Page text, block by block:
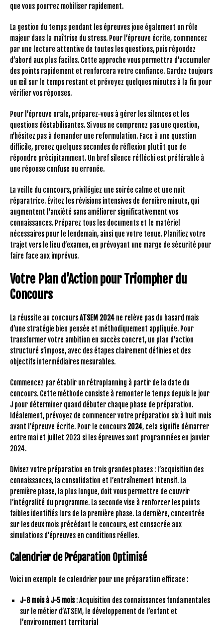
que vous pourrez mobiliser rapidement.
La gestion du temps pendant les épreuves joue également un rôle
majeur dans la maîtrise du stress. Pour l’épreuve écrite, commencez
par une lecture attentive de toutes les questions, puis répondez
d’abord aux plus faciles. Cette approche vous permettra d’accumuler
des points rapidement et renforcera votre confiance. Gardez toujours
un œil sur le temps restant et prévoyez quelques minutes à la fin pour
vérifier vos réponses.
Pour l’épreuve orale, préparez-vous à gérer les silences et les
questions déstabilisantes. Si vous ne comprenez pas une question,
n’hésitez pas à demander une reformulation. Face à une question
difficile, prenez quelques secondes de réflexion plutôt que de
répondre précipitamment. Un bref silence réfléchi est préférable à
une réponse confuse ou erronée.
La veille du concours, privilégiez une soirée calme et une nuit
réparatrice. Évitez les révisions intensives de dernière minute, qui
augmentent l’anxiété sans améliorer significativement vos
connaissances. Préparez tous les documents et le matériel
nécessaires pour le lendemain, ainsi que votre tenue. Planifiez votre
trajet vers le lieu d’examen, en prévoyant une marge de sécurité pour
faire face aux imprévus.
Votre Plan d’Action pour Triompher du
Concours
La réussite au concoursATSEM 2024 ne relève pas du hasard mais
d’une stratégie bien pensée et méthodiquement appliquée. Pour
transformer votre ambition en succès concret, un plan d’action
structuré s’impose, avec des étapes clairement définies et des
objectifs intermédiaires mesurables.
Commencez par établir un rétroplanning à partir de la date du
concours. Cette méthode consiste à remonter le temps depuis le jour
J pour déterminer quand débuter chaque phase de préparation.
Idéalement, prévoyez de commencer votre préparation six à huit mois
avant l’épreuve écrite. Pour le concours 2024, cela signifie démarrer
entre mai et juillet 2023 si les épreuves sont programmées en janvier
2024.
Divisez votre préparation en trois grandes phases : l’acquisition des
connaissances, la consolidation et l’entraînement intensif. La
première phase, la plus longue, doit vous permettre de couvrir
l’intégralité du programme. La seconde vise à renforcer les points
faibles identifiés lors de la première phase. La dernière, concentrée
sur les deux mois précédant le concours, est consacrée aux
simulations d’épreuves en conditions réelles.
Calendrier de Préparation Optimisé
Voici un exemple de calendrier pour une préparation efficace :
J-8 mois à J-5 mois: Acquisition des connaissances fondamentales
sur le métier d’ATSEM, le développement de l’enfant et
l’environnement territorial